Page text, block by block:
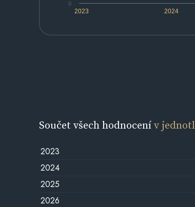
2023 2024
0
Součet všech hodnocenív
2023
2024
2025
2026